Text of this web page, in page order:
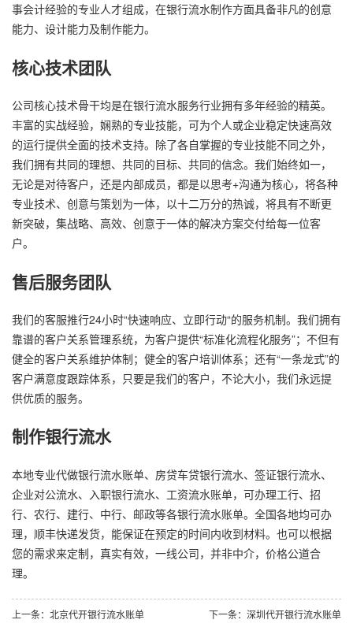
事会计经验的专业人才组成，在银行流水制作方面具备非凡的创意
能力、设计能力及制作能力。
核心技术团队
公司核心技术骨干均是在银行流水服务行业拥有多年经验的精英。
丰富的实战经验，娴熟的专业技能，可为个人或企业稳定快速高效
的运行提供全面的技术支持。除了各自掌握的专业技能不同之外，
我们拥有共同的理想、共同的目标、共同的信念。我们始终如一，
无论是对待客户，还是内部成员，都是以思考+沟通为核心，将各种
专业技术、创意与策划为一体，以十二万分的热诚，将具有不断更
新突破，集战略、高效、创意于一体的解决方案交付给每一位客
户。
售后服务团队
我们的客服推行24小时“快速响应、立即行动“的服务机制。我们拥有
靠谱的客户关系管理系统，为客户提供“标准化流程化服务”；不但有
健全的客户关系维护体制；健全的客户培训体系；还有“一条龙式”的
客户满意度跟踪体系，只要是我们的客户，不论大小，我们永远提
供优质的服务。
制作银行流水
本地专业代做银行流水账单、房贷车贷银行流水、签证银行流水、
企业对公流水、入职银行流水、工资流水账单，可办理工行、招
行、农行、建行、中行、邮政等各银行流水账单。全国各地均可办
理，顺丰快递发货，能保证在预定的时间内收到材料。也可以根据
您的需求来定制，真实有效，一线公司，并非中介，价格公道合
理。
上一条：北京代开银行流水账单 下一条：深圳代开银行流水账单